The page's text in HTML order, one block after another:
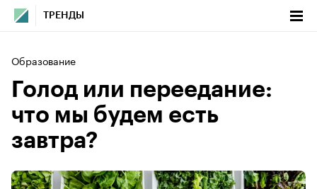
ТРЕНДЫ
Образование
Голод или переедание:
что мы будем есть
завтра?